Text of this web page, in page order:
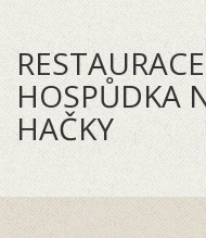
HOSPŮDKA
HAČKY